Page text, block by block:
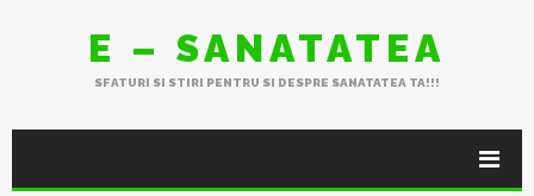
E – SANATATEA
SFATURI SI STIRI PENTRU SI DESPRE SANATATEA TA!!!